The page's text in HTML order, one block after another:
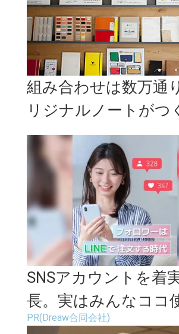
組み合わせは数万通
リジナルノートがつ
「HININE NOTE（ハ
SNSアカウントを着
長。実はみんなココ
ます。
PR(Dreaw合同会社)